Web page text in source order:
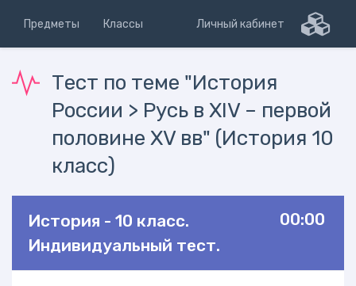
Предметы Классы Личный кабинет
Тест по теме "История
России > Русь в XIV – первой
половине XV вв" (История 10
класс)
00:00
История - 10 класс.
Индивидуальный тест.